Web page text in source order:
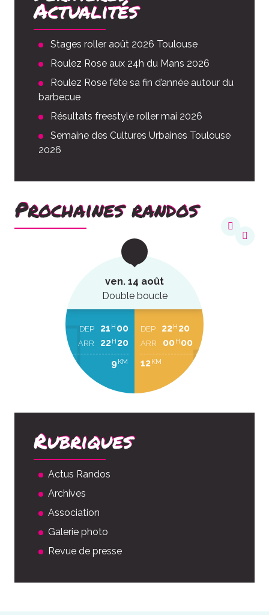
Actualités
Stages roller août 2026 Toulouse
Roulez Rose aux 24h du Mans 2026
Roulez Rose fête sa fin d’année autour du
barbecue
Résultats freestyle roller mai 2026
Semaine des Cultures Urbaines Toulouse
2026
Prochaines randos
ven. 14 août
Double boucle
DEP 21 H 00
ARR 22H 20
9KM
DEP 22H 20
ARR 00H 00
12KM
Rubriques
Actus Randos
Archives
Association
Galerie photo
Revue de presse